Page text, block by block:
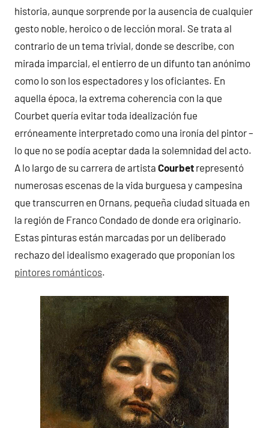
historia, aunque sorprende por la ausencia de cualquier
gesto noble, heroico o de lección moral. Se trata al
contrario de un tema trivial, donde se describe, con
mirada imparcial, el entierro de un difunto tan anónimo
como lo son los espectadores y los oficiantes. En
aquella época, la extrema coherencia con la que
Courbet quería evitar toda idealización fue
erróneamente interpretado como una ironía del pintor –
lo que no se podía aceptar dada la solemnidad del acto.
A lo largo de su carrera de artista Courbet representó
numerosas escenas de la vida burguesa y campesina
que transcurren en Ornans, pequeña ciudad situada en
la región de Franco Condado de donde era originario.
Estas pinturas están marcadas por un deliberado
rechazo del idealismo exagerado que proponían los
pintores románticos.